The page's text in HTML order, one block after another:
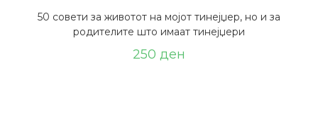
50 совети за животот на мојот тинејџер, но и за
родителите што имаат тинејџери
250 ден